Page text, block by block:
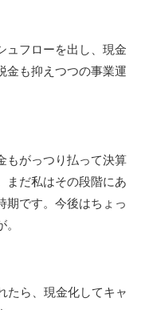
ュフローを出し、現金
金も抑えつつの事業運
もがっつり払って決算
まだ私はその段階にあ
期です。今後はちょっ
たら、現金化してキャ